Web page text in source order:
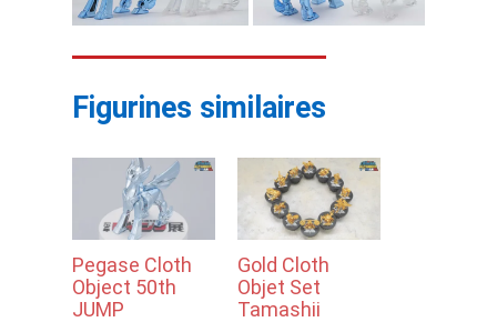
Figurines similaires
Pegase Cloth
Object 50th
JUMP
Gold Cloth
Objet Set
Tamashii